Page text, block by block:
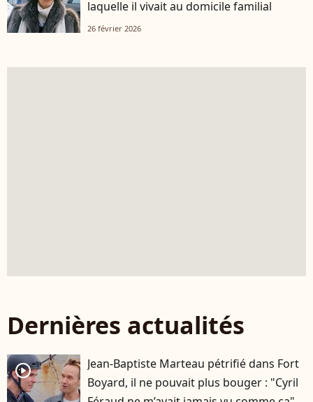
laquelle il vivait au domicile familial
26 février 2026
Dernières actualités
player2
Jean-Baptiste Marteau pétrifié dans Fort
Boyard, il ne pouvait plus bouger : "Cyril